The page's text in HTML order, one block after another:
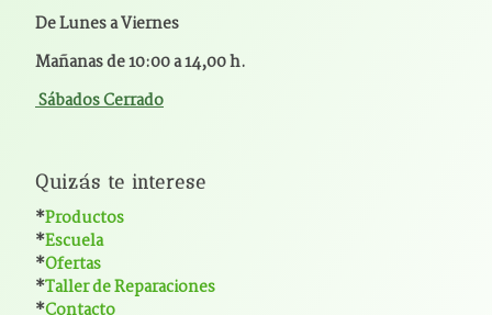
De Lunes a Viernes
Mañanas de 10:00 a 14,00 h.
Sábados Cerrado
Quizás te interese
*Productos
*Escuela
*Ofertas
*Taller de Reparaciones